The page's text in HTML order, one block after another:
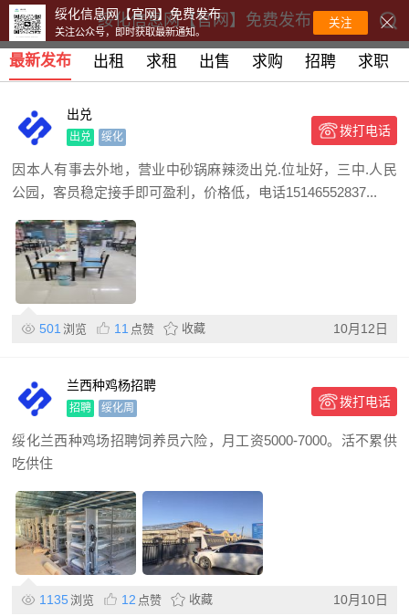
绥化信息网【官网】免费发布
最新发布 出租 求租 出售 求购 招聘 求职
出兑
出兑 绥化 拨打电话
因本人有事去外地，营业中砂锅麻辣烫出兑.位址好，三中.人民
公园，客员稳定接手即可盈利，价格低，电话15146552837...
501 浏览 11 点赞 收藏 10月12日
兰西种鸡杨招聘
招聘 绥化周 拨打电话
绥化兰西种鸡场招聘饲养员六险，月工资5000-7000。活不累供
吃供住
1135 浏览 12 点赞 收藏 10月10日
绥化信息网【官网】免费发布
关注公众号，即时获取最新通知。
关注